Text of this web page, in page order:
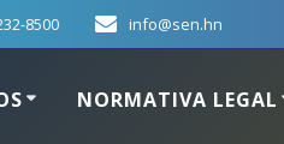
8500 info@sen.hn
NORMATIVA LEGAL